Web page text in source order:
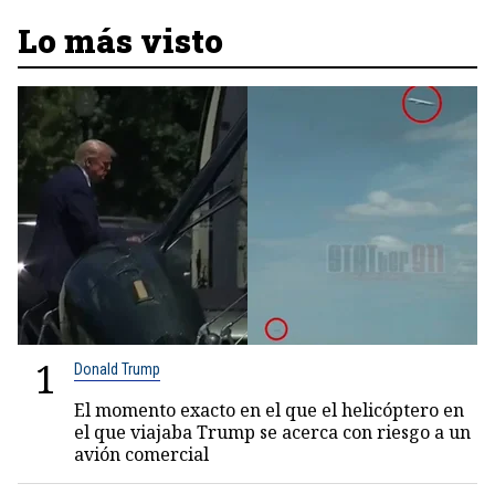
Lo más visto
1 Donald Trump
El momento exacto en el que el helicóptero en
el que viajaba Trump se acerca con riesgo a un
avión comercial